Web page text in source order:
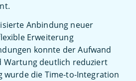
Anbindung neuer
Erweiterung
konnte der Aufwand
Wartung deutlich reduziert
wurde die Time-to-Integration